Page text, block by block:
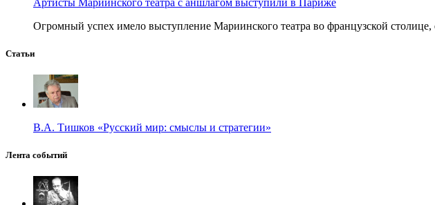
Артисты Мариинского театра с аншлагом выступили в Париже
Огромный успех имело выступление Мариинского театра во французской столице,
Статьи
В.А. Тишков «Русский мир: смыслы и стратегии»
Лента событий